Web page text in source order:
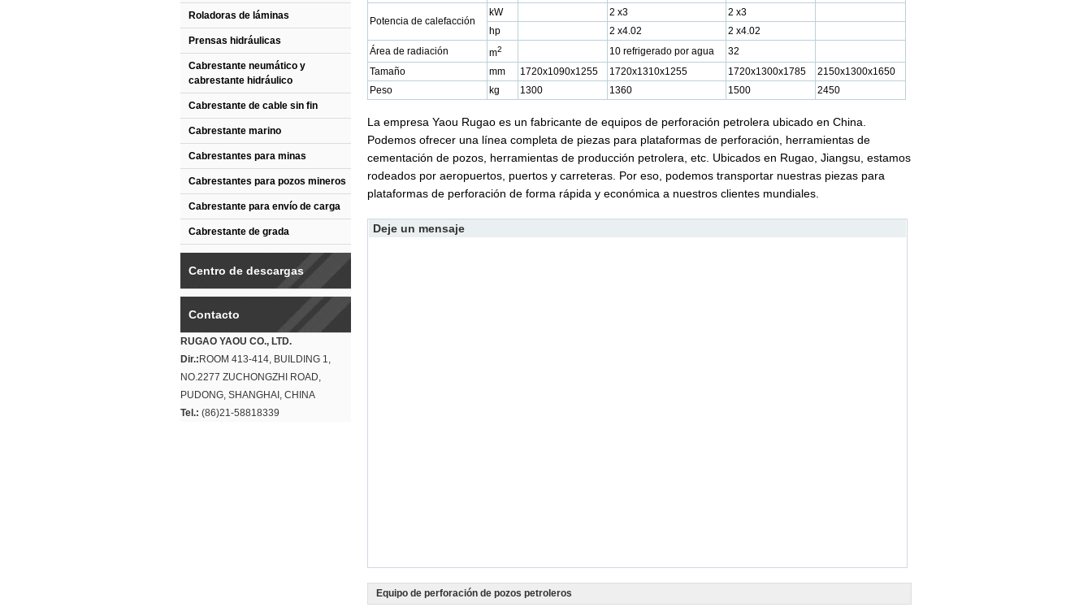
Roladoras de láminas
Prensas hidráulicas
Cabrestante neumático y
cabrestante hidráulico
Cabrestante de cable sin fin
Cabrestante marino
Cabrestantes para minas
Cabrestantes para pozos mineros
Cabrestante para envío de carga
Cabrestante de grada
Centro de descargas
Contacto
RUGAO YAOU CO., LTD.
Dir.: ROOM 413-414, BUILDING 1,
NO.2277 ZUCHONGZHI ROAD,
PUDONG, SHANGHAI, CHINA
Tel.: (86)21-58818339
Potencia de calefacción
kW 2 x3
2 x3
hp
2 x4.02
2 x4.02
Área de radiación
m2 10 refrigerado por agua
32
Tamaño
mm 1720x1090x1255 1720x1310x1255 1720x1300x1785
2150x1300x1650
Peso
kg 1300 1360 1500 2450
La empresa Yaou Rugao es un fabricante de equipos de perforación petrolera ubicado en China.
Podemos ofrecer una línea completa de piezas para plataformas de perforación, herramientas de
cementación de pozos, herramientas de producción petrolera, etc. Ubicados en Rugao, Jiangsu, estamos
rodeados por aeropuertos, puertos y carreteras. Por eso, podemos transportar nuestras piezas para
plataformas de perforación de forma rápida y económica a nuestros clientes mundiales.
Deje un mensaje
Equipo de perforación de pozos petroleros